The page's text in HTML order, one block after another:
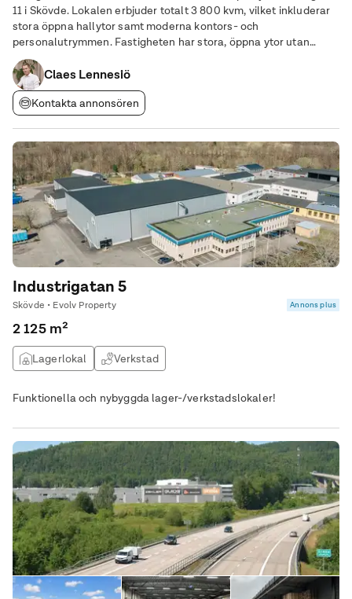
11 i Skövde. Lokalen erbjuder totalt 3 800 kvm, vilket inkluderar
stora öppna hallytor samt moderna kontors- och
personalutrymmen. Fastigheten har stora, öppna ytor utan
störande pelare och hög takhöjd, vilket skapar en flexibel miljö
som lämpar sig för olika typer av verksamheter
Claes Lennesiö
Kontakta annonsören
Industrigatan 5
Skövde • Evolv Property Annons plus
2 125 m²
Lagerlokal Verkstad
Funktionella och nybyggda lager-/verkstadslokaler!